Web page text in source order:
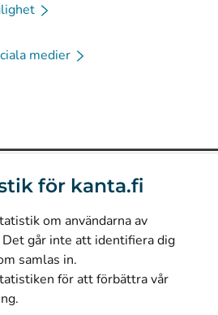
för kanta.fi
om användarna av
går inte att identifiera dig
samlas in.
för att förbättra vår
medier
välilehteen)
välilehteen)